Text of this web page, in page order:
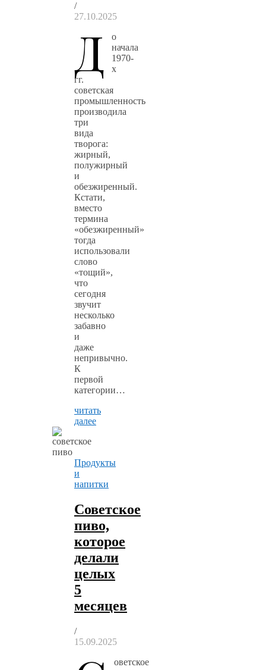
/
27.10.2025
Д
о
начала
1970-
х
гг.
советская
промышленность
производила
три
вида
творога:
жирный,
полужирный
и
обезжиренный.
Кстати,
вместо
термина
«обезжиренный»
тогда
использовали
слово
«тощий»,
что
сегодня
звучит
несколько
забавно
и
даже
непривычно.
К
первой
категории…
читать
далее
Продукты
и
напитки
Советское
пиво,
которое
делали
целых
5
месяцев
/
15.09.2025
оветское